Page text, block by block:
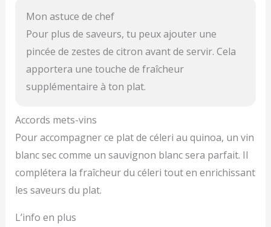
Mon astuce de chef
Pour plus de saveurs, tu peux ajouter une
pincée de zestes de citron avant de servir. Cela
apportera une touche de fraîcheur
supplémentaire à ton plat.
Accords mets-vins
Pour accompagner ce plat de céleri au quinoa, un vin
blanc sec comme un sauvignon blanc sera parfait. Il
complétera la fraîcheur du céleri tout en enrichissant
les saveurs du plat.
L’info en plus